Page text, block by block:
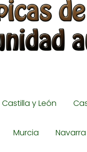
Castilla y León
Murcia Navarra